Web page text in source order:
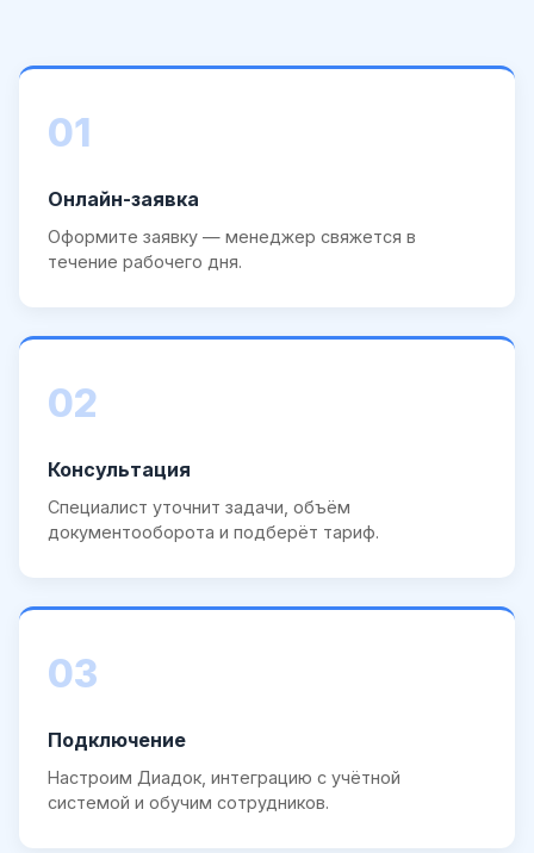
01
Онлайн-заявка
Оформите заявку — менеджер свяжется в
течение рабочего дня.
02
Консультация
Специалист уточнит задачи, объём
документооборота и подберёт тариф.
03
Подключение
Настроим Диадок, интеграцию с учётной
системой и обучим сотрудников.